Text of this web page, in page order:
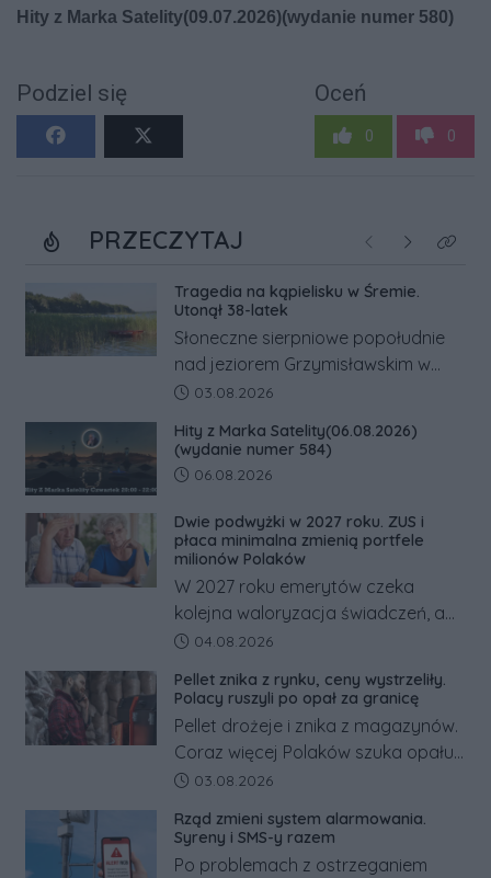
Podziel się Oceń
0 0
PRZECZYTAJ Poprzednie
NastępneKliknij
Tragedia na kąpielisku w Śremie.
Utonął 38-latek
Słoneczne sierpniowe popołudnie
nad jeziorem Grzymisławskim w
powiecie śremskim zakończyło się
odwrócić nawet natychmiastowe
działania służb ratunkowych.
Data dodania artykułu:
03.08.2026
Hity z Marka Satelity(06.08.2026)
(wydanie numer 584)
Data dodania artykułu:
06.08.2026
Dwie podwyżki w 2027 roku. ZUS i
płaca minimalna zmienią portfele
milionów Polaków
W 2027 roku emerytów czeka
kolejna waloryzacja świadczeń, a
pracowników podwyżka płacy
tym zmianom zyskają.
Data dodania artykułu:
04.08.2026
Pellet znika z rynku, ceny wystrzeliły.
Polacy ruszyli po opał za granicę
Pellet drożeje i znika z magazynów.
Coraz więcej Polaków szuka opału
za granicą, gdzie bywa nawet
Co się dzieje?
Data dodania artykułu:
03.08.2026
Rząd zmieni system alarmowania.
Syreny i SMS-y razem
Po problemach z ostrzeganiem